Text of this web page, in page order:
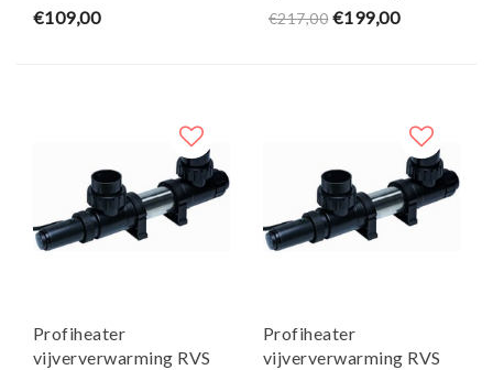
€109,00
1kw
€217,00 €199,00
Profiheater
vijververwarming RVS
Profiheater
vijververwarming RVS